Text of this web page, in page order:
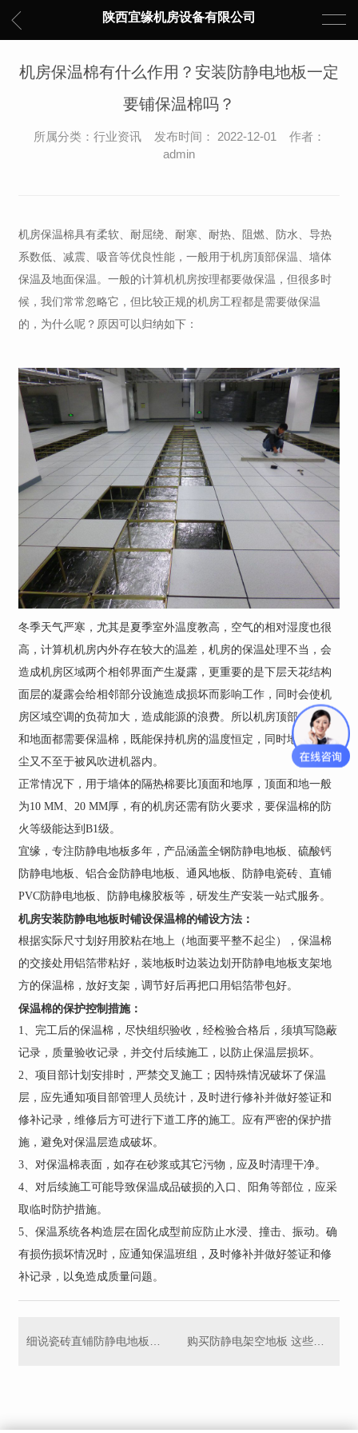
陕西宜缘机房设备有限公司
机房保温棉有什么作用？安装防静电地板一定
要铺保温棉吗？
所属分类：行业资讯 发布时间： 2022-12-01 作者：
admin
机房保温棉具有柔软、耐屈绕、耐寒、耐热、阻燃、防水、导热
系数低、减震、吸音等优良性能，一般用于机房顶部保温、墙体
保温及地面保温。一般的计算机机房按理都要做保温，但很多时
候，我们常常忽略它，但比较正规的机房工程都是需要做保温
的，为什么呢？原因可以归纳如下：
冬季天气严寒，尤其是夏季室外温度教高，空气的相对湿度也很
高，计算机机房内外存在较大的温差，机房的保温处理不当，会
造成机房区域两个相邻界面产生凝露，更重要的是下层天花结构
面层的凝露会给相邻部分设施造成损坏而影响工作，同时会使机
房区域空调的负荷加大，造成能源的浪费。所以机房顶部、墙体
和地面都需要保温棉，既能保持机房的温度恒定，同时地板的灰
尘又不至于被风吹进机器内。
正常情况下，用于墙体的隔热棉要比顶面和地厚，顶面和地一般
为10 MM、20 MM厚，有的机房还需有防火要求，要保温棉的防
火等级能达到B1级。
宜缘，专注防静电地板多年，产品涵盖全钢防静电地板、硫酸钙
防静电地板、铝合金防静电地板、通风地板、防静电瓷砖、直铺
PVC防静电地板、防静电橡胶板等，研发生产安装一站式服务。
机房安装防静电地板时铺设保温棉的铺设方法：
根据实际尺寸划好用胶粘在地上（地面要平整不起尘），保温棉
的交接处用铝箔带粘好，装地板时边装边划开防静电地板支架地
方的保温棉，放好支架，调节好后再把口用铝箔带包好。
保温棉的保护控制措施：
1、完工后的保温棉，尽快组织验收，经检验合格后，须填写隐蔽
记录，质量验收记录，并交付后续施工，以防止保温层损坏。
2、项目部计划安排时，严禁交叉施工；因特殊情况破坏了保温
层，应先通知项目部管理人员统计，及时进行修补并做好签证和
修补记录，维修后方可进行下道工序的施工。应有严密的保护措
施，避免对保温层造成破坏。
3、对保温棉表面，如存在砂浆或其它污物，应及时清理干净。
4、对后续施工可能导致保温成品破损的入口、阳角等部位，应采
取临时防护措施。
5、保温系统各构造层在固化成型前应防止水浸、撞击、振动。确
有损伤损坏情况时，应通知保温班组，及时修补并做好签证和修
补记录，以免造成质量问题。